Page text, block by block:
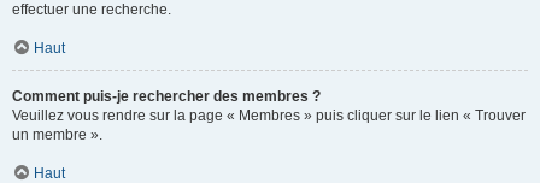
effectuer une recherche.
Haut
Comment puis-je rechercher des membres ?
Veuillez vous rendre sur la page « Membres » puis cliquer sur le lien « Trouver
un membre ».
Haut